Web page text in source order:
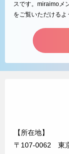
スです。miraimoメ
をご覧いただけるよ
【所在地】
〒107-0062 東